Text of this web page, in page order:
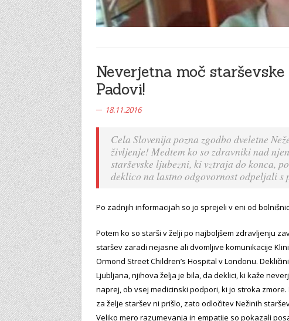
Neverjetna moč
Padovi!
18.11.2016
Cela Slovenija pozna zgodbo dveletne
življenje! Medtem ko so zdravniki nad
starševske ljubezni, ki vztraja do konca,
deklico na lastno odgovornost odpeljali
Po zadnjih informacijah so jo sprejeli v eni od
Potem ko so starši v želji po najboljšem zdravljenju
staršev zaradi nejasne ali dvomljive komunikacije
Ormond Street Children’s Hospital v Londonu.
Ljubljana, njihova želja je bila, da deklici, ki kaže
naprej, ob vsej medicinski podpori, ki jo stroka
za želje staršev ni prišlo, zato odločitev Nežinih
Veliko mero razumevanja in empatije so pokazali